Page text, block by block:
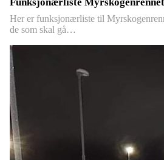
Her er funksjonærliste til
de som skal gå…